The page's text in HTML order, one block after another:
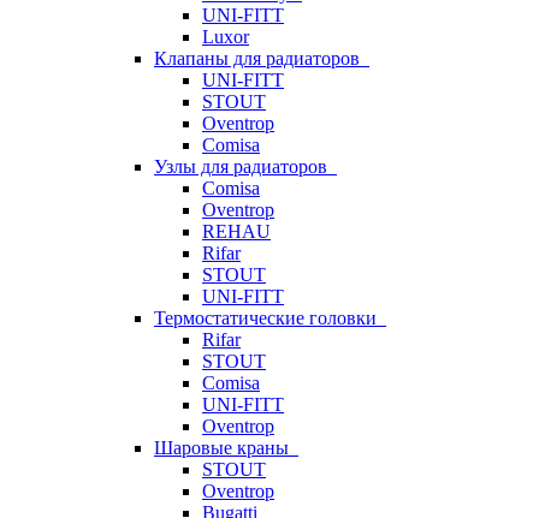
UNI-FITT
Luxor
Клапаны для радиаторов
UNI-FITT
STOUT
Oventrop
Comisa
Узлы для радиаторов
Comisa
Oventrop
REHAU
Rifar
STOUT
UNI-FITT
Термостатические головки
Rifar
STOUT
Comisa
UNI-FITT
Oventrop
Шаровые краны
STOUT
Oventrop
Bugatti